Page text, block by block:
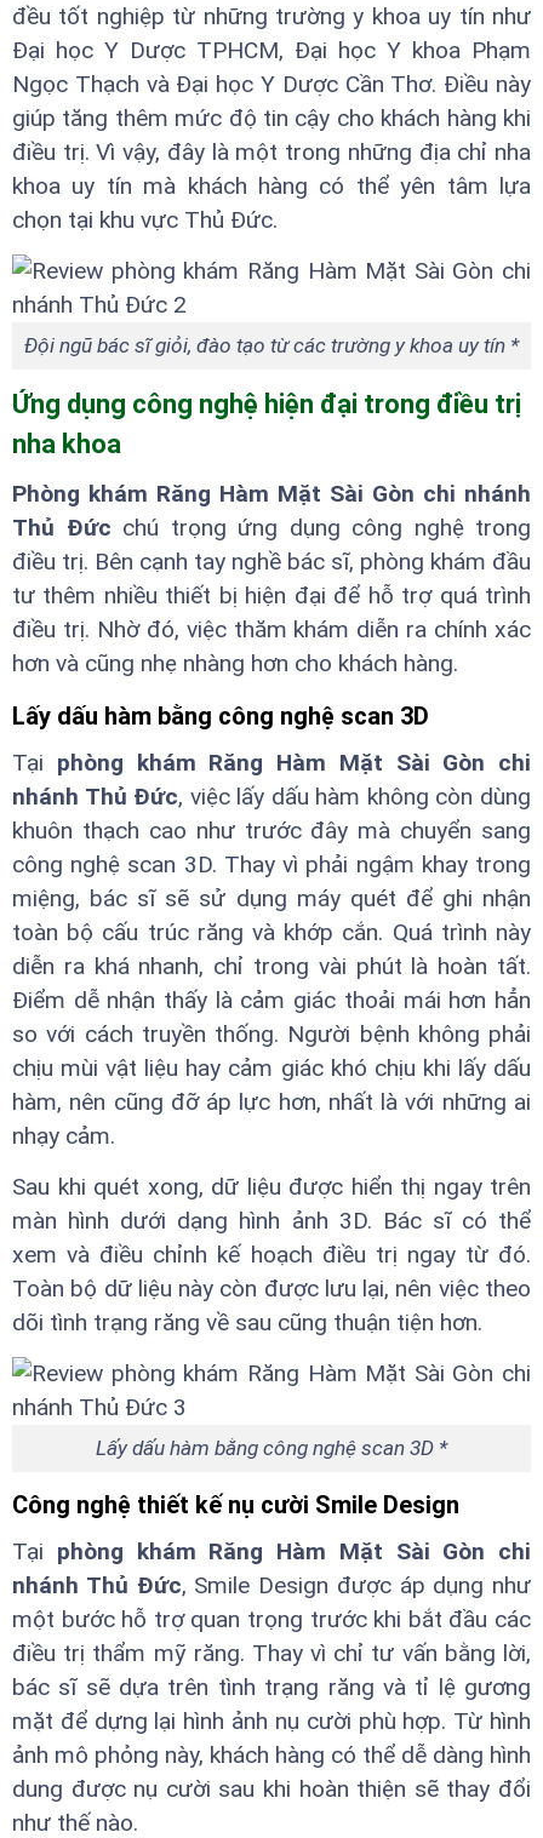
đều tốt nghiệp từ những trường y khoa uy tín như
Đại học Y Dược TPHCM, Đại học Y khoa Phạm
Ngọc Thạch và Đại học Y Dược Cần Thơ. Điều này
giúp tăng thêm mức độ tin cậy cho khách hàng khi
điều trị. Vì vậy, đây là một trong những địa chỉ nha
khoa uy tín mà khách hàng có thể yên tâm lựa
chọn tại khu vực Thủ Đức.
Đội ngũ bác sĩ giỏi, đào tạo từ các trường y khoa uy tín *
Ứng dụng công nghệ hiện đại trong điều trị
nha khoa
Phòng khám Răng Hàm Mặt Sài Gòn chi nhánh
Thủ Đức chú trọng ứng dụng công nghệ trong
điều trị. Bên cạnh tay nghề bác sĩ, phòng khám đầu
tư thêm nhiều thiết bị hiện đại để hỗ trợ quá trình
điều trị. Nhờ đó, việc thăm khám diễn ra chính xác
hơn và cũng nhẹ nhàng hơn cho khách hàng.
Lấy dấu hàm bằng công nghệ scan 3D
Tại phòng khám Răng Hàm Mặt Sài Gòn chi
nhánh Thủ Đức, việc lấy dấu hàm không còn dùng
khuôn thạch cao như trước đây mà chuyển sang
công nghệ scan 3D. Thay vì phải ngậm khay trong
miệng, bác sĩ sẽ sử dụng máy quét để ghi nhận
toàn bộ cấu trúc răng và khớp cắn. Quá trình này
diễn ra khá nhanh, chỉ trong vài phút là hoàn tất.
Điểm dễ nhận thấy là cảm giác thoải mái hơn hẳn
so với cách truyền thống. Người bệnh không phải
chịu mùi vật liệu hay cảm giác khó chịu khi lấy dấu
hàm, nên cũng đỡ áp lực hơn, nhất là với những ai
nhạy cảm.
Sau khi quét xong, dữ liệu được hiển thị ngay trên
màn hình dưới dạng hình ảnh 3D. Bác sĩ có thể
xem và điều chỉnh kế hoạch điều trị ngay từ đó.
Toàn bộ dữ liệu này còn được lưu lại, nên việc theo
dõi tình trạng răng về sau cũng thuận tiện hơn.
Lấy dấu hàm bằng công nghệ scan 3D *
Công nghệ thiết kế nụ cười Smile Design
Tại phòng khám Răng Hàm Mặt Sài Gòn chi
nhánh Thủ Đức, Smile Design được áp dụng như
một bước hỗ trợ quan trọng trước khi bắt đầu các
điều trị thẩm mỹ răng. Thay vì chỉ tư vấn bằng lời,
bác sĩ sẽ dựa trên tình trạng răng và tỉ lệ gương
mặt để dựng lại hình ảnh nụ cười phù hợp. Từ hình
ảnh mô phỏng này, khách hàng có thể dễ dàng hình
dung được nụ cười sau khi hoàn thiện sẽ thay đổi
như thế nào.